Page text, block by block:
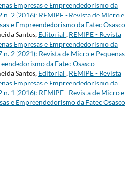
Empresas e Empreendedorismo da
n. 2 (2016): REMIPE - Revista de Micro e
e Empreendedorismo da Fatec Osasco
Santos, Editorial , REMIPE - Revista
Empresas e Empreendedorismo da
n. 2 (2021): Revista de Micro e Pequenas
da Fatec Osasco
Santos, Editorial , REMIPE - Revista
Empresas e Empreendedorismo da
n. 1 (2016): REMIPE - Revista de Micro e
e Empreendedorismo da Fatec Osasco